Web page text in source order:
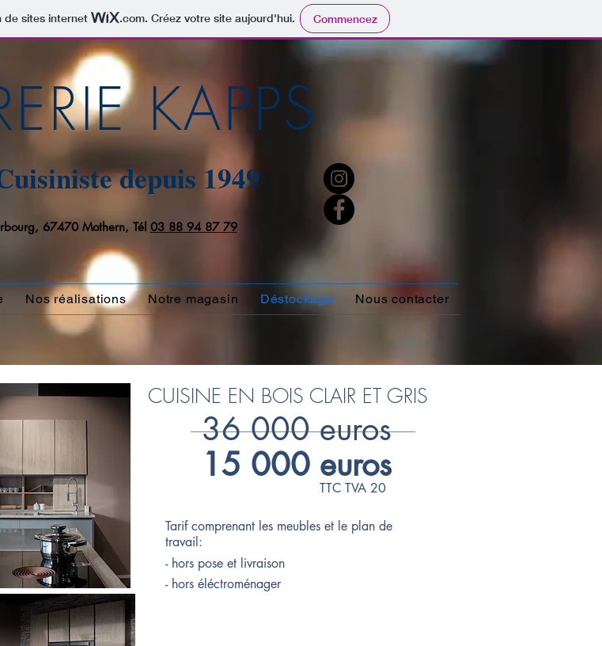
de sites internet .com. Créez votre site aujourd'hui. Commencez
KAPPS
depuis 1949
67470 Mothern, Tél 03 88 94 87 79
Nos réalisations Notre magasin Déstockage Nous contacter
CUISINE EN BOIS CLAIR ET GRIS
36 000 euros
TTC TVA 20
15 000 euros
Tarif comprenant les meubles et le plan de
travail:
- hors pose et livraison
- hors éléctroménager